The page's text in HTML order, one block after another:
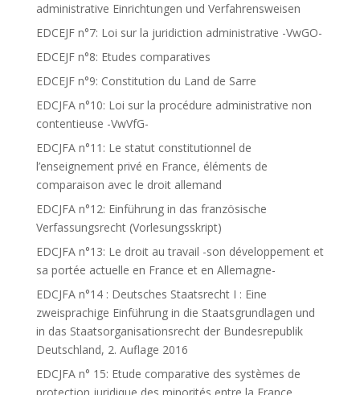
administrative Einrichtungen und Verfahrensweisen
EDCEJF n°7: Loi sur la juridiction administrative -VwGO-
EDCEJF n°8: Etudes comparatives
EDCEJF n°9: Constitution du Land de Sarre
EDCJFA n°10: Loi sur la procédure administrative non
contentieuse -VwVfG-
EDCJFA n°11: Le statut constitutionnel de
l’enseignement privé en France, éléments de
comparaison avec le droit allemand
EDCJFA n°12: Einführung in das französische
Verfassungsrecht (Vorlesungsskript)
EDCJFA n°13: Le droit au travail -son développement et
sa portée actuelle en France et en Allemagne-
EDCJFA n°14 : Deutsches Staatsrecht I : Eine
zweisprachige Einführung in die Staatsgrundlagen und
in das Staatsorganisationsrecht der Bundesrepublik
Deutschland, 2. Auflage 2016
EDCJFA n° 15: Etude comparative des systèmes de